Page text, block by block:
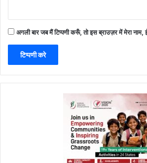
अगली बार जब मैं टिप्पणी करूँ, तो इस ब्राउज़र में मेरा